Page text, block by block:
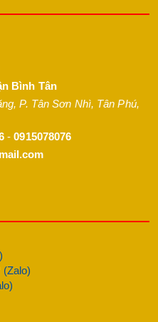
Bình Tân
P. Tân Sơn Nhì, Tân Phú,
-0915078076